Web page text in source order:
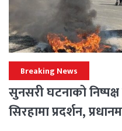
Breaking News
सुनसरी घटनाको
सिरहामा प्रदर्शन,